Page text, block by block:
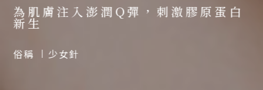
為肌膚注入澎潤Q彈，刺激膠原蛋白
新生
俗稱 少女針